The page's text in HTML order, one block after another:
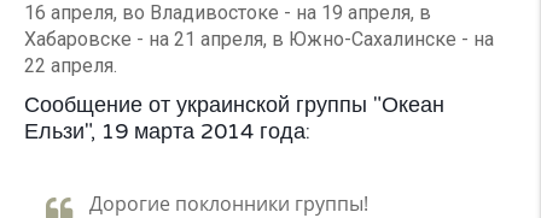
16 апреля, во Владивостоке - на 19 апреля, в
Хабаровске - на 21 апреля, в Южно-Сахалинске - на
22 апреля.
Сообщение от украинской группы "Океан
Ельзи", 19 марта 2014 года:
Дорогие поклонники группы!